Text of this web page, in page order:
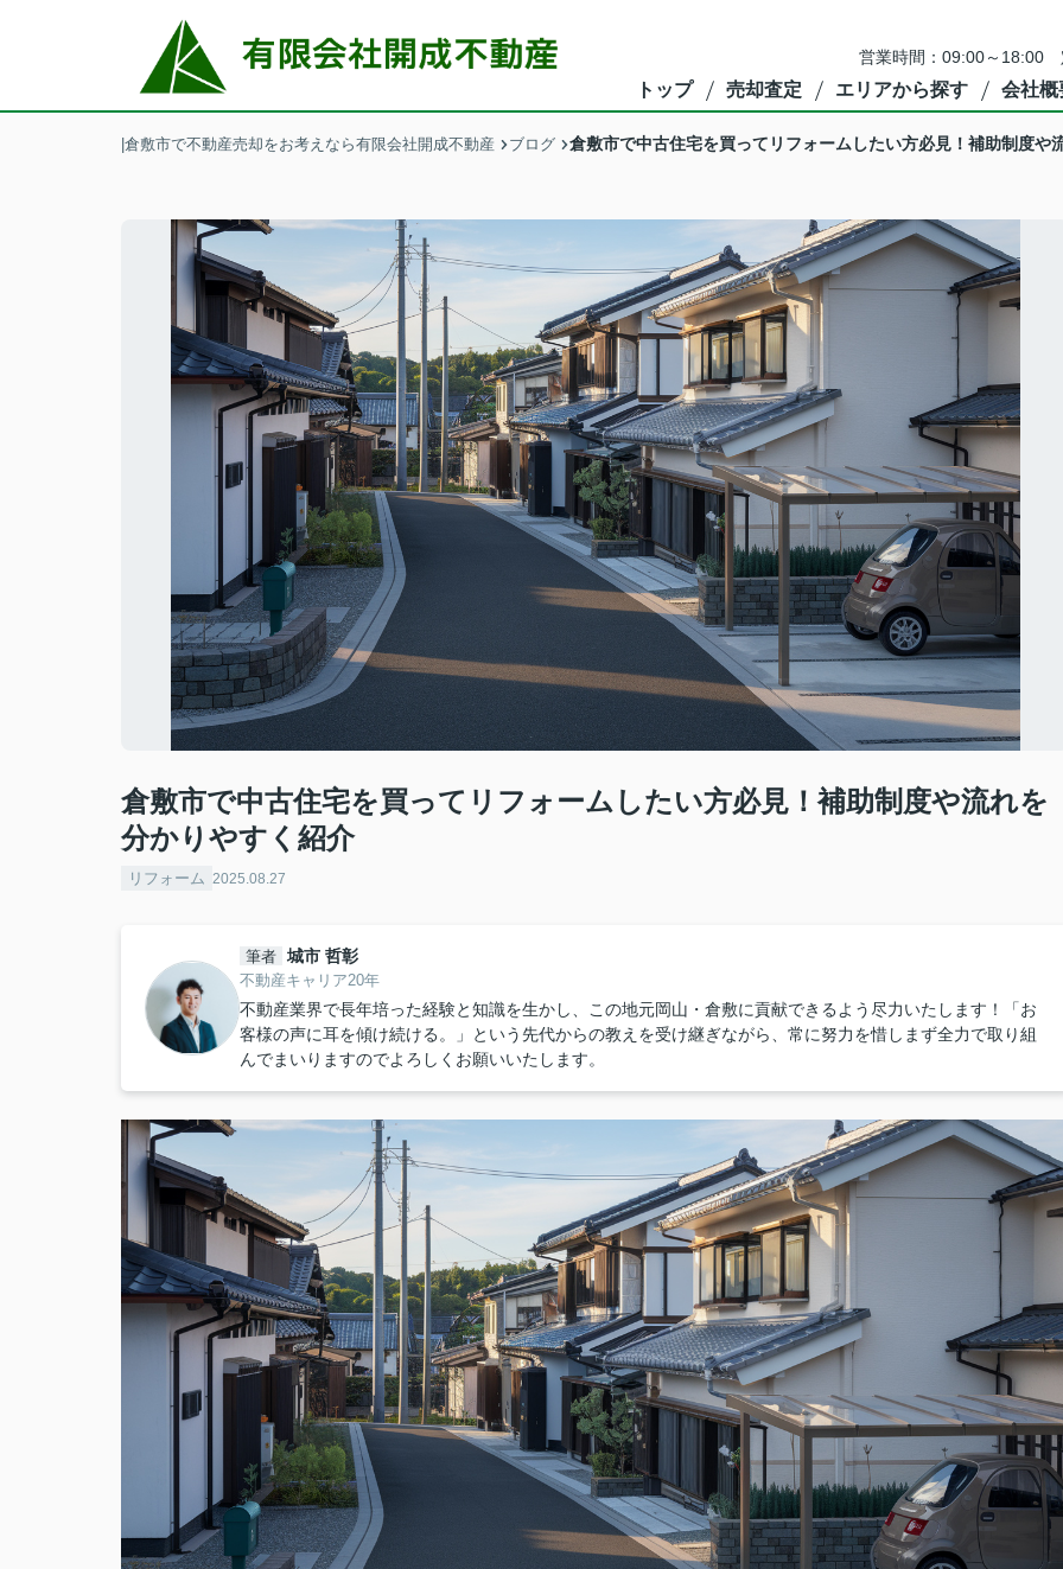
営業時間：09:00～18:00
トップ 売却査定 エリアから探す 会社概
|倉敷市で不動産売却をお考えなら有限会社開成不動産 ブログ 倉敷市で中古住宅を買ってリフォームしたい方必見！補助制度や
倉敷市で中古住宅を買ってリフォームしたい方必見！補助制度や流れを
分かりやすく紹介
リフォーム 2025.08.27
筆者 城市 哲彰
不動産キャリア20年
不動産業界で長年培った経験と知識を生かし、この地元岡山・倉敷に貢献できるよう尽力いたします！「お
客様の声に耳を傾け続ける。」という先代からの教えを受け継ぎながら、常に努力を惜しまず全力で取り組
んでまいりますのでよろしくお願いいたします。